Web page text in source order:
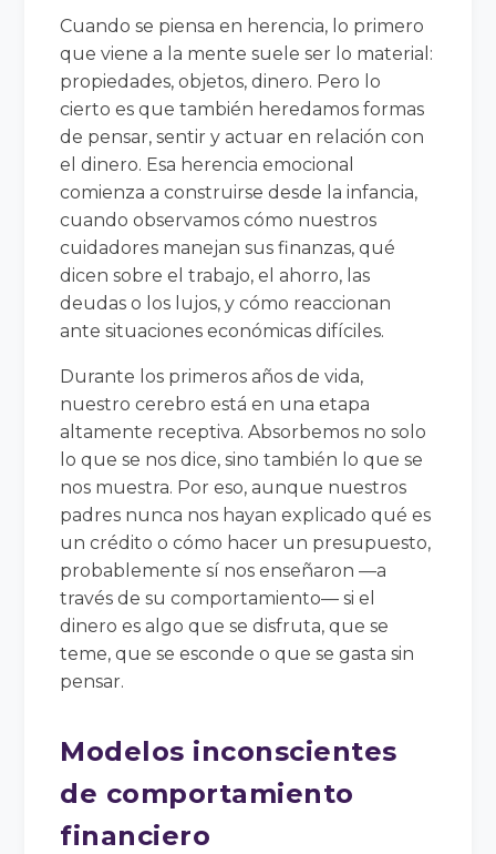
Cuando se piensa en herencia, lo primero
que viene a la mente suele ser lo material:
propiedades, objetos, dinero. Pero lo
cierto es que también heredamos formas
de pensar, sentir y actuar en relación con
el dinero. Esa herencia emocional
comienza a construirse desde la infancia,
cuando observamos cómo nuestros
cuidadores manejan sus finanzas, qué
dicen sobre el trabajo, el ahorro, las
deudas o los lujos, y cómo reaccionan
ante situaciones económicas difíciles.
Durante los primeros años de vida,
nuestro cerebro está en una etapa
altamente receptiva. Absorbemos no solo
lo que se nos dice, sino también lo que se
nos muestra. Por eso, aunque nuestros
padres nunca nos hayan explicado qué es
un crédito o cómo hacer un presupuesto,
probablemente sí nos enseñaron —a
través de su comportamiento— si el
dinero es algo que se disfruta, que se
teme, que se esconde o que se gasta sin
pensar.
Modelos inconscientes
de comportamiento
financiero